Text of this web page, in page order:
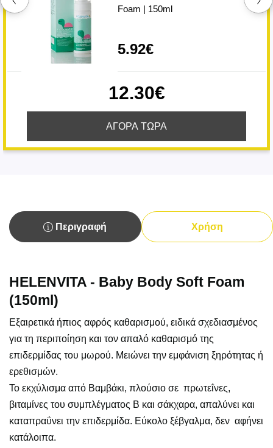
Foam | 150ml
5.92€
12.30€
ΑΓΟΡΑ ΤΩΡΑ
Περιγραφή Χρήση
HELENVITA - Baby Body Soft Foam
(150ml)
Εξαιρετικά ήπιος αφρός καθαρισμού, ειδικά σχεδιασμένος
για τη περιποίηση και τον απαλό καθαρισμό της
επιδερμίδας του μωρού. Μειώνει την εμφάνιση ξηρότητας ή
ερεθισμών.
Το εκχύλισμα από Βαμβάκι, πλούσιο σε πρωτεΐνες,
βιταμίνες του συμπλέγματος Β και σάκχαρα, απαλύνει και
καταπραΰνει την επιδερμίδα. Εύκολο ξέβγαλμα, δεν αφήνει
κατάλοιπα.